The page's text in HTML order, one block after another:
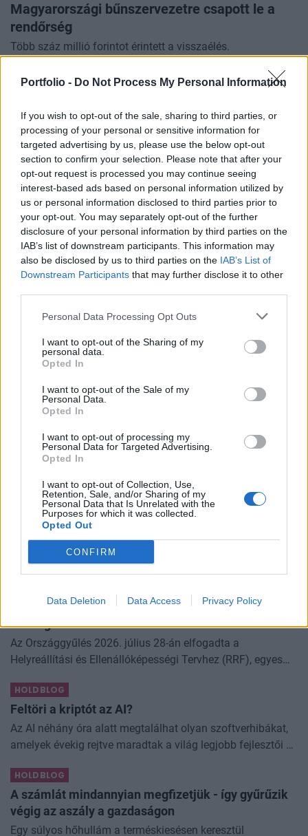
Portfolio - Do Not Process My Personal Information
If you wish to opt-out of the sale, sharing to third parties, or
processing of your personal or sensitive information for
targeted advertising by us, please use the below opt-out
section to confirm your selection. Please note that after your
opt-out request is processed you may continue seeing
interest-based ads based on personal information utilized by
us or personal information disclosed to third parties prior to
your opt-out. You may separately opt-out of the further
disclosure of your personal information by third parties on the
IAB’s list of downstream participants. This information may
also be disclosed by us to third parties on the IAB’s List of
Downstream Participants that may further disclose it to other
Personal Data Processing Opt Outs
I want to opt-out of the Sharing of my
personal data.
Opted In
I want to opt-out of the Sale of my
Personal Data.
Opted In
I want to opt-out of processing my
Personal Data for Targeted Advertising.
Opted In
I want to opt-out of Collection, Use,
Retention, Sale, and/or Sharing of my
Personal Data that Is Unrelated with the
Purposes for which it was collected.
Opted Out
CONFIRM
Data Deletion Data Access Privacy Policy
Magyarországi bűnszervezetre csapott le a
rendőrség
Több száz millió forintot érintett a visszaélés.
Hogyan alakulnak a betéti- és hitelkamatok az
inflációhoz képest?
A KSH adatai alapján 1,2 százalék volt az éves infláció
júliusban. Több, mint 10 éve nem volt ilyen alacsony az
áremelkedés mértéke. Érdemes megnézni, hogy ezen
adathoz képest hogyan alakul
CHIKANSPLANET
A városok egyik legjobb klímafegyvere a fa, de a
legtöbb helyen még mindig nem ültetnek eleget
A városi hőségnek évente 350 ezren esnek áldozatául. Két
friss kutatás egybehangzó eredménye szerint a fakorona
KONYHAKONTROLLING
Csúcsidőben drágább áram?
A közgazdaságtannak vannak olyan területei, amik elsőre
felháborítóan hangzanak, de jobban megnézve
összességében jobb kimenethez vezetnek. Az igaz, hogy
némi kellemetlenséggel is járnak. Az
KASZA ELLIOTT-TAL
Clorox Company - elemzés
mert 48 éves osztalékemelési múltja van, és 2025 végén
úgy láttam, hogy jó áron meg tudom venni ezt a majdnem
Kevesebb alkoholt iszunk, mint a régió, a
következmények terén viszont az élbolyban
vagyunk
Lehet, hogy nem azok isznak a legtöbbet, akikről a
statisztikák ezt állítják - és az sem biztos, hogy a kevesebb
elfogyasztott alkohol kisebb társadalmi kárral... The post
2026-os nyári adóváltozások: fontos változások, de
ez még csak a kezdet
Az Országgyűlés 2026. július 28-án elfogadta a
Helyreállítási és Ellenállóképességi Tervhez (RRF), egyes
kapcsolódó adóintézkedésekről, v
HOLDBLOG
Feltöri a kriptót az AI?
Az AI néhány óra alatt megtalálhat olyan szoftverhibákat,
amelyek évekig rejtve maradtak a világ legjobb fejlesztői és
különösen nagy...
HOLDBLOG
A számlát mindannyian megfizetjük - így gyűrűzik
végig az aszály a gazdaságon
Egy súlyos hőhullám a terméskiesésen keresztül